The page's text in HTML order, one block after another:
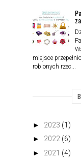
miejsce
robionych rzec...
► 2023 (1)
► 2022 (6)
► 2021 (4)